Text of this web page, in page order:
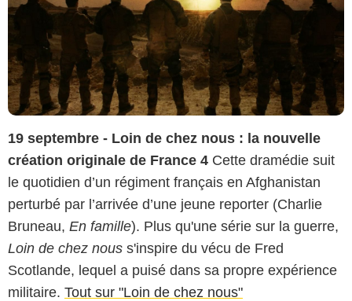
19 septembre - Loin de chez nous : la nouvelle
création originale de France 4 Cette dramédie suit
le quotidien d’un régiment français en Afghanistan
perturbé par l’arrivée d’une jeune reporter (Charlie
Bruneau, En famille). Plus qu'une série sur la guerre,
Loin de chez nous s'inspire du vécu de Fred
Scotlande, lequel a puisé dans sa propre expérience
militaire. Tout sur "Loin de chez nous"